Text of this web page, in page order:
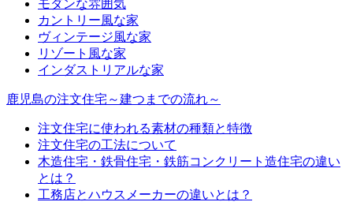
モダンな雰囲気
カントリー風な家
ヴィンテージ風な家
リゾート風な家
インダストリアルな家
鹿児島の注文住宅～建つまでの流れ～
注文住宅に使われる素材の種類と特徴
注文住宅の工法について
木造住宅・鉄骨住宅・鉄筋コンクリート造住宅の違い
とは？
工務店とハウスメーカーの違いとは？